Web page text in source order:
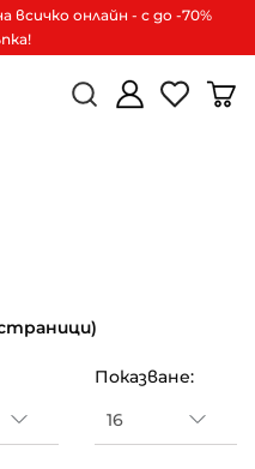
всичко онлайн - с до -70%
Показване: